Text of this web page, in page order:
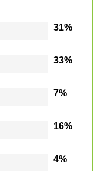
31%
33%
7%
16%
4%